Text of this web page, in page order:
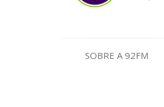
SOBRE A 92FM